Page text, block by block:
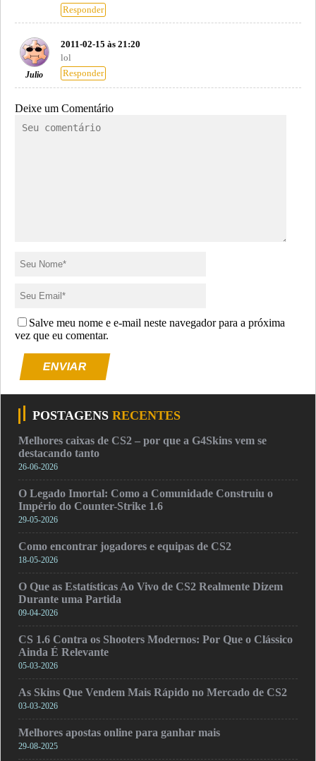
Responder
Julio
2011-02-15 às 21:20
lol
Responder
Deixe um Comentário
Salve meu nome e e-mail neste navegador para a próxima
vez que eu comentar.
ENVIAR
POSTAGENS RECENTES
Melhores caixas de CS2 – por que a G4Skins vem se
destacando tanto
26-06-2026
O Legado Imortal: Como a Comunidade Construiu o
Império do Counter-Strike 1.6
29-05-2026
Como encontrar jogadores e equipas de CS2
18-05-2026
O Que as Estatísticas Ao Vivo de CS2 Realmente Dizem
Durante uma Partida
09-04-2026
CS 1.6 Contra os Shooters Modernos: Por Que o Clássico
Ainda É Relevante
05-03-2026
As Skins Que Vendem Mais Rápido no Mercado de CS2
03-03-2026
Melhores apostas online para ganhar mais
29-08-2025